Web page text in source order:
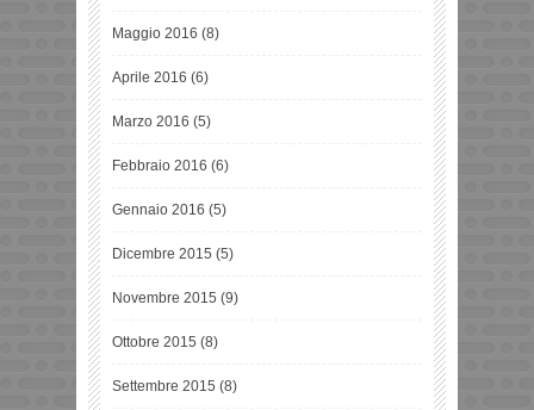
Maggio 2016 (8)
Aprile 2016 (6)
Marzo 2016 (5)
Febbraio 2016 (6)
Gennaio 2016 (5)
Dicembre 2015 (5)
Novembre 2015 (9)
Ottobre 2015 (8)
Settembre 2015 (8)